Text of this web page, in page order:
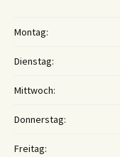
Montag:
Dienstag:
Mittwoch:
Donnerstag:
Freitag: